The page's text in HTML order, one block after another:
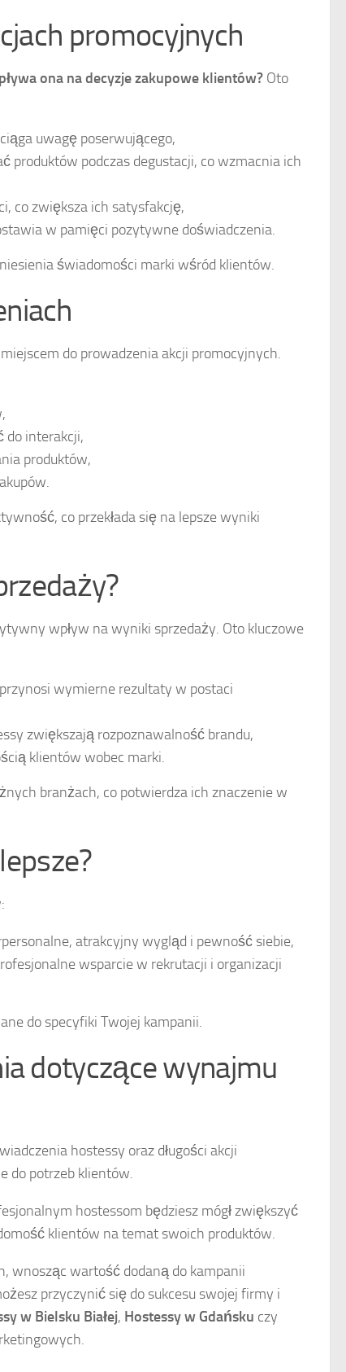
promocyjnych
ona na decyzje zakupowe klientów? Oto
uwagę poserwującego,
podczas degustacji, co wzmacnia ich
co zwiększa ich satysfakcję,
w pamięci pozytywne doświadczenia.
świadomości marki wśród klientów.
do prowadzenia akcji promocyjnych.
do interakcji,
produktów,
co przekłada się na lepsze wyniki
wpływ na wyniki sprzedaży. Oto kluczowe
wymierne rezultaty w postaci
zwiększają rozpoznawalność brandu,
klientów wobec marki.
branżach, co potwierdza ich znaczenie w
atrakcyjny wygląd i pewność siebie,
wsparcie w rekrutacji i organizacji
do specyfiki Twojej kampanii.
dotyczące wynajmu
hostessy oraz długości akcji
do potrzeb klientów.
hostessom będziesz mógł zwiększyć
klientów na temat swoich produktów.
wnosząc wartość dodaną do kampanii
przyczynić się do sukcesu swojej firmy i
w Bielsku Białej, Hostessy w Gdańsku czy